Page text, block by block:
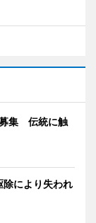
募集 伝統に触
により失われ